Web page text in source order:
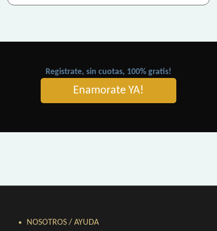
Registrate, sin cuotas, 100% gratis!
Enamorate YA!
NOSOTROS / AYUDA